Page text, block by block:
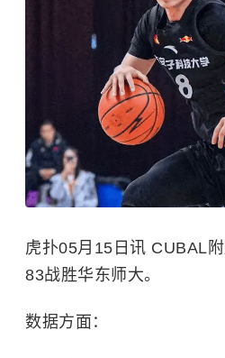
虎扑05月15日讯 CUBAL
83战胜华东师大。
数据方面：